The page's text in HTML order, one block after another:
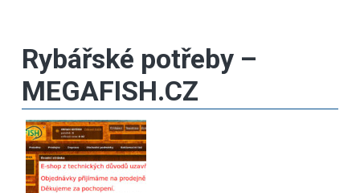
Rybářské potřeby –
MEGAFISH.CZ